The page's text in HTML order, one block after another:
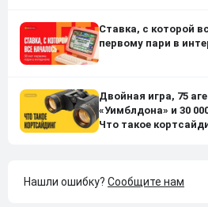
Ставка, с которой
первому пари в
Двойная игра, 75
«Уимблдона» и 30
Что такое
Нашли ошибку? Сообщите нам